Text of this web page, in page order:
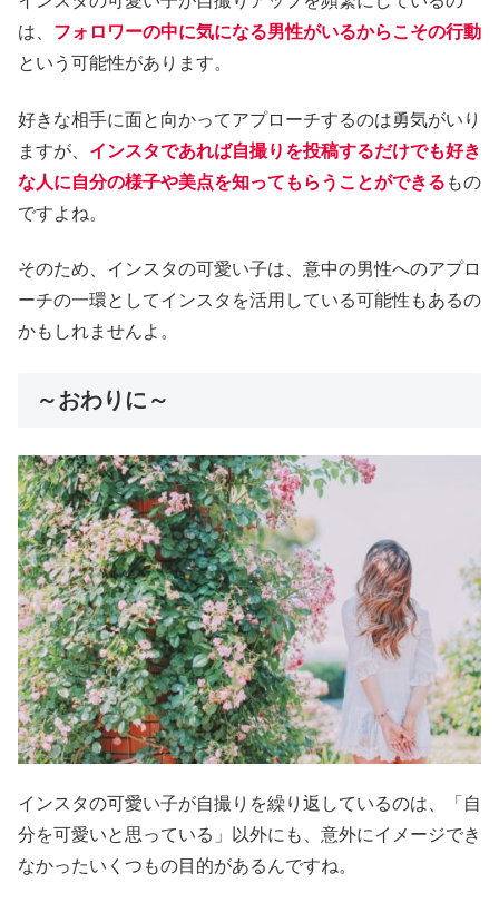
は、 フォロワーの中に気になる男性がいるからこその行動
という可能性があります。
好きな相手に面と向かってアプローチするのは勇気がいり
ますが、 インスタであれば自撮りを投稿するだけでも好き
な人に自分の様子や美点を知ってもらうことができる もの
ですよね。
そのため、インスタの可愛い子は、意中の男性へのアプロ
ーチの一環としてインスタを活用している可能性もあるの
かもしれませんよ。
～おわりに～
インスタの可愛い子が自撮りを繰り返しているのは、「自
分を可愛いと思っている」以外にも、意外にイメージでき
なかったいくつもの目的があるんですね。